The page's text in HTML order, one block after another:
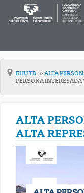
EHUTB ALTA
PERSONA INTERESADA
ALTA
ALTA